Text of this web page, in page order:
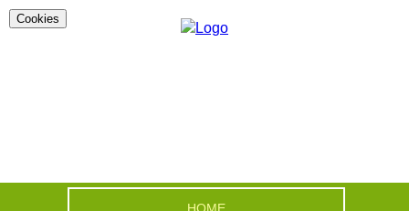
Cookies